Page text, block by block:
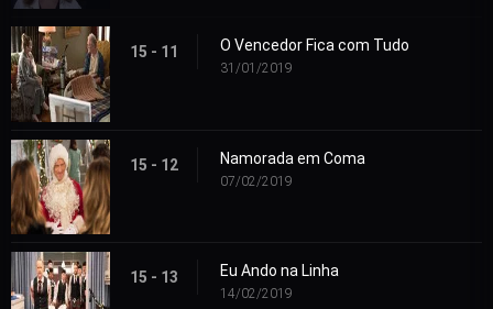
15 - 11 O Vencedor Fica com Tudo
31/01/2019
15 - 12 Namorada em Coma
07/02/2019
15 - 13 Eu Ando na Linha
14/02/2019